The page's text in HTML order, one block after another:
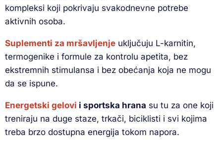
kompleksi koji pokrivaju svakodnevne potrebe
aktivnih osoba.
Suplementi za mršavljenje uključuju L-karnitin,
termogenike i formule za kontrolu apetita, bez
ekstremnih stimulansa i bez obećanja koja ne mogu
da se ispune.
Energetski gelovi i sportska hrana su tu za one koji
treniraju na duge staze, trkači, biciklisti i svi kojima
treba brzo dostupna energija tokom napora.